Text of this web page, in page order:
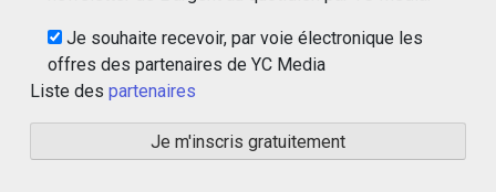
Je souhaite recevoir, par voie électronique les
offres des partenaires de YC Media
Liste des partenaires